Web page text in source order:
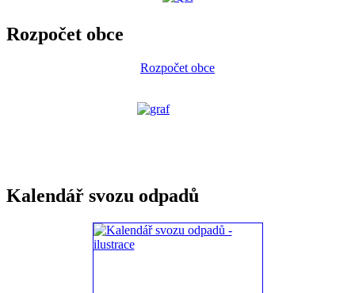
Rozpočet obce
Rozpočet obce
Kalendář svozu odpadů